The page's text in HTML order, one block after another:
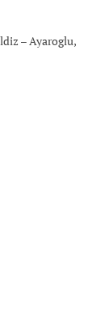
– Ayaroglu,